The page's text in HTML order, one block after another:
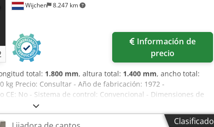
Wijchen 8.247 km
precio
total: 1.800 mm, altura total: 1.400 mm, ancho total:
kg Precio: Consultar - Año de fabricación: 1972 -
No - Sistema de control: Convencional - Dimensiones de
(largo x ancho x alto) - Peso de transporte [kg]: 2000 kg -
financiera IVA: El precio indicado no incluye el IVA
Clasificado